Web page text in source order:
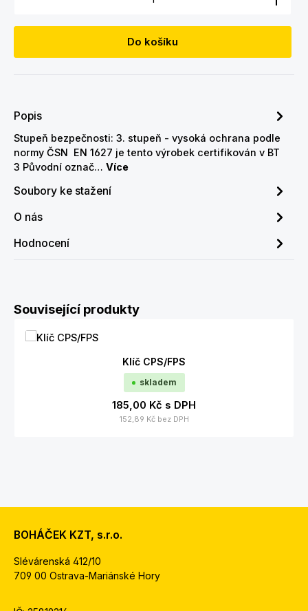
Do košíku
Popis
Stupeň bezpečnosti: 3. stupeň - vysoká ochrana podle
normy ČSN EN 1627 je tento výrobek certifikován v BT
3 Původní označ… Více
Soubory ke stažení
O nás
Hodnocení
Přeskočit galerii produktů
Související produkty
Klíč CPS/FPS
skladem
185,00 Kč s DPH
152,89 Kč bez DPH
BOHÁČEK KZT, s.r.o.
Slévárenská 412/10
709 00 Ostrava-Mariánské Hory